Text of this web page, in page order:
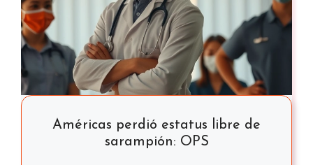
Américas perdió estatus libre de
sarampión: OPS